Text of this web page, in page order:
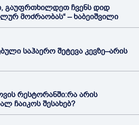
გაუფრთხილდეთ ჩვენს დიდ
მოძრაობას“ – ხაბეიშვილი
საჰაერო შეტევა კევზე–არის
რესტორანში:რა არის
ჩაიკოს შესახებ?